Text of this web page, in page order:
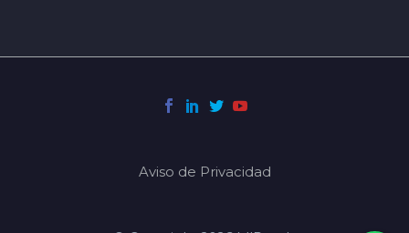
Aviso de Privacidad